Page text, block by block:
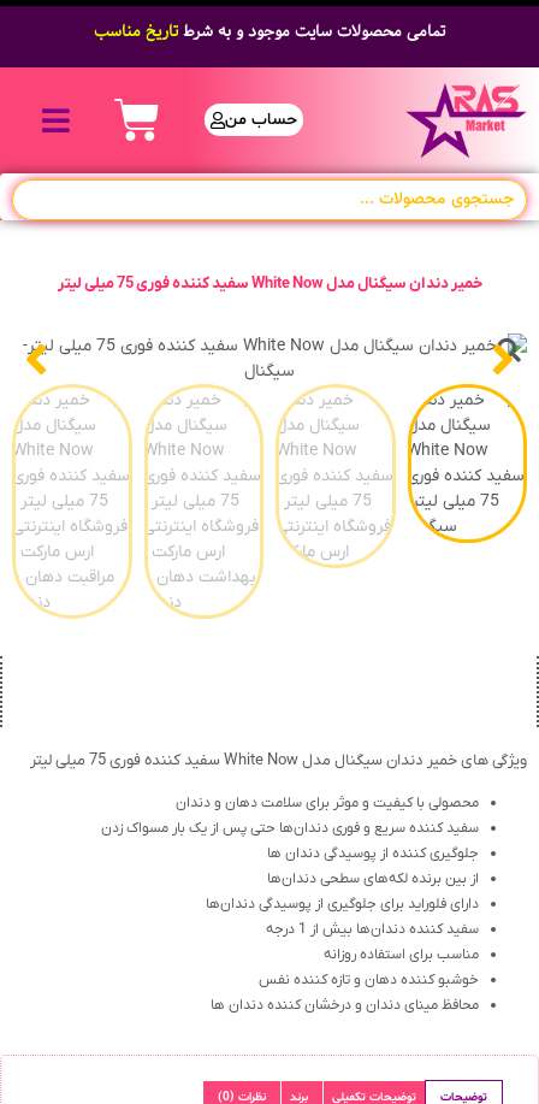
تمامی محصولات سایت موجود و به شرطتاریخ مناسب
حساب من
خمیر دندان سیگنال مدل White Now سفید کننده فوری 75 میلی لیتر
ویژگی های خمیر دندان سیگنال مدل White Now سفید کننده فوری 75 میلی لیتر
محصولی با کیفیت و موثر برای سلامت دهان و دندان
سفید کننده سریع و فوری دندان‌ها حتی پس از یک بار مسواک زدن
جلوگیری کننده از پوسیدگی دندان ها
از بین برنده لکه‌های سطحی دندان‌ها
دارای فلوراید برای جلوگیری از پوسیدگی دندان‌ها
سفید کننده دندان‌ها بیش از 1 درجه
مناسب برای استفاده روزانه
خوشبو کننده دهان و تازه کننده نفس
محافظ مینای دندان و درخشان کننده دندان ها
توضیحات توضیحات تکمیلی برند نظرات (0)